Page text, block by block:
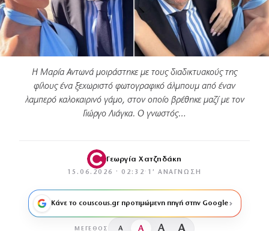
Η Μαρία Αντωνά μοιράστηκε με τους διαδικτυακούς της
φίλους ένα ξεχωριστό φωτογραφικό άλμπουμ από έναν
λαμπερό καλοκαιρινό γάμο, στον οποίο βρέθηκε μαζί με τον
Γιώργο Λιάγκα. Ο γνωστός…
Γεωργία Χατζηδάκη
15.06.2026 · 02:32 · 1′ ΑΝΆΓΝΩΣΗ
Κάνε το couscous.gr προτιμώμενη πηγή στην Google
ΜΈΓΕΘΟΣ A A A